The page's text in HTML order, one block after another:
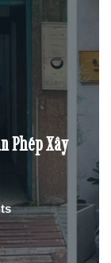
Phép Xây